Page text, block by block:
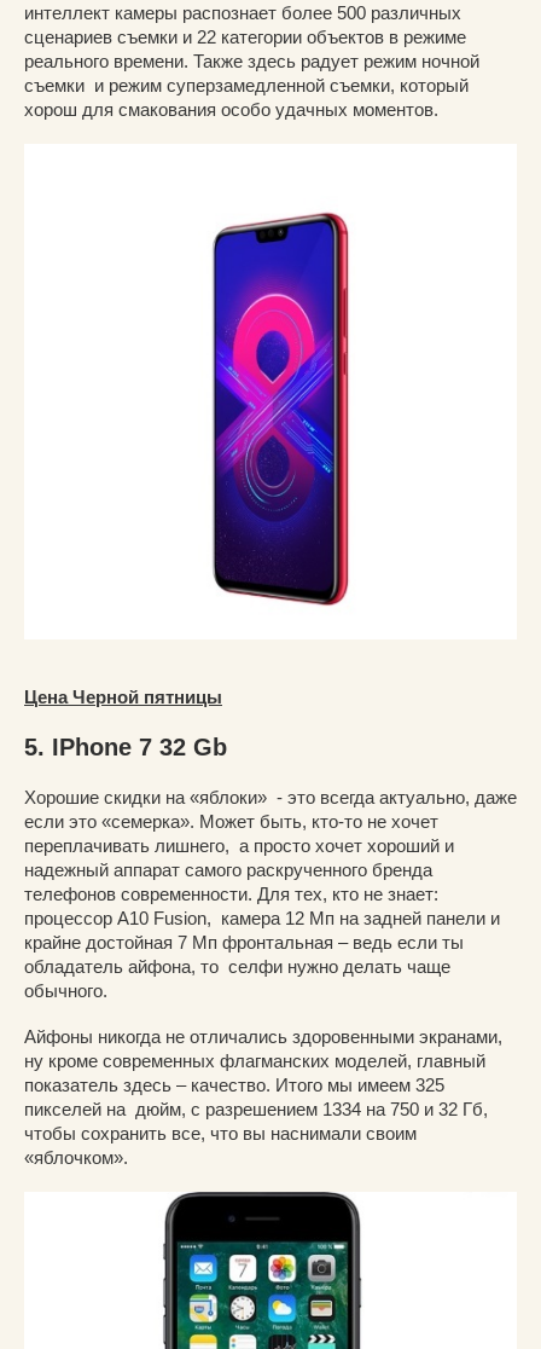
интеллект камеры распознает более 500 различных
сценариев съемки и 22 категории объектов в режиме
реального времени. Также здесь радует режим ночной
съемки и режим суперзамедленной съемки, который
хорош для смакования особо удачных моментов.
Цена Черной пятницы
5. IPhone 7 32 Gb
Хорошие скидки на «яблоки» - это всегда актуально, даже
если это «семерка». Может быть, кто-то не хочет
переплачивать лишнего, а просто хочет хороший и
надежный аппарат самого раскрученного бренда
телефонов современности. Для тех, кто не знает:
процессор А10 Fusion, камера 12 Мп на задней панели и
крайне достойная 7 Мп фронтальная – ведь если ты
обладатель айфона, то селфи нужно делать чаще
обычного.
Айфоны никогда не отличались здоровенными экранами,
ну кроме современных флагманских моделей, главный
показатель здесь – качество. Итого мы имеем 325
пикселей на дюйм, с разрешением 1334 на 750 и 32 Гб,
чтобы сохранить все, что вы наснимали своим
«яблочком».